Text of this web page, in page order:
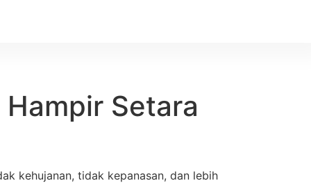
Setara
kehujanan, tidak kepanasan, dan lebih